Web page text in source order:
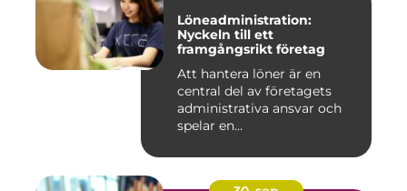
Löneadministration:
Nyckeln till ett
framgångsrikt företag
Att hantera löner är en
central del av företagets
administrativa ansvar och
spelar en...